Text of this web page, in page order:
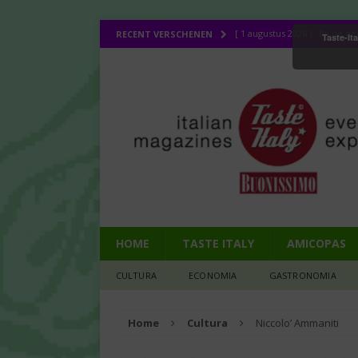
RECENT VERSCHENEN [ 1 augustus 2026 ] Bij de
Buonissimo
[ 31 juli 2026 ]
[ 30 juli 2026 ] Lombo (11):
[ 7 augustus 2026 ] Lombo
HOME TASTE ITALY AMICOPAS
CULTURA ECONOMIA GASTRONOMIA
Home Cultura Niccolo’ Ammaniti
Taste-